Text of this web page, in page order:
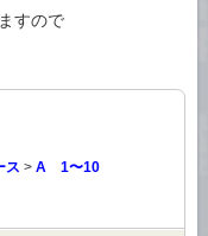
すので
ス > A 1〜10